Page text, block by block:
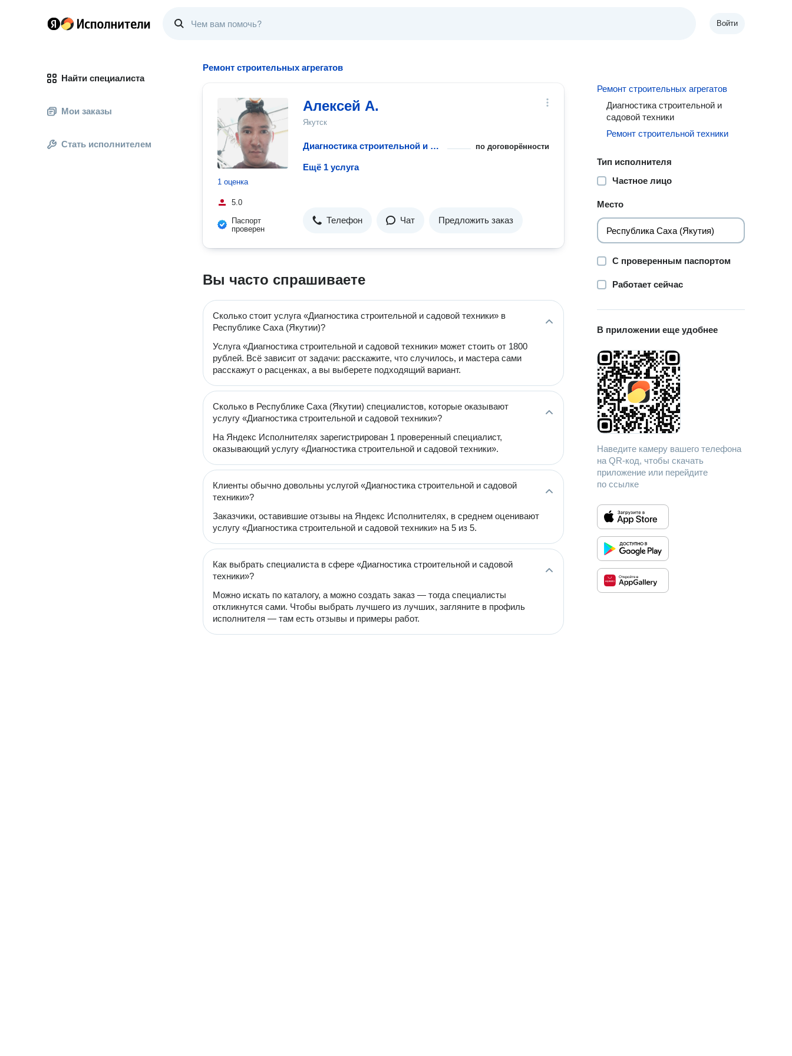
Войти
Найти специалиста
Мои заказы
Стать исполнителем
Ремонт строительных агрегатов
1 оценка
5.0
Паспорт
проверен
Алексей А.
Якутск
Диагностика строительной и садовой техники по договорённости
Ещё 1 услуга
Телефон Чат Предложить заказ
Вы часто спрашиваете
Сколько стоит услуга «Диагностика строительной и садовой техники» в
Республике Саха (Якутии)?
Услуга «Диагностика строительной и садовой техники» может стоить от 1800
рублей. Всё зависит от задачи: расскажите, что случилось, и мастера сами
расскажут о расценках, а вы выберете подходящий вариант.
Сколько в Республике Саха (Якутии) специалистов, которые оказывают
услугу «Диагностика строительной и садовой техники»?
На Яндекс Исполнителях зарегистрирован 1 проверенный специалист,
оказывающий услугу «Диагностика строительной и садовой техники».
Клиенты обычно довольны услугой «Диагностика строительной и садовой
техники»?
Заказчики, оставившие отзывы на Яндекс Исполнителях, в среднем оценивают
услугу «Диагностика строительной и садовой техники» на 5 из 5.
Как выбрать специалиста в сфере «Диагностика строительной и садовой
техники»?
Можно искать по каталогу, а можно создать заказ — тогда специалисты
откликнутся сами. Чтобы выбрать лучшего из лучших, загляните в профиль
исполнителя — там есть отзывы и примеры работ.
Ремонт строительных агрегатов
Диагностика строительной и
садовой техники
Ремонт строительной техники
Тип исполнителя
Частное лицо
Место
С проверенным паспортом
Работает сейчас
В приложении еще удобнее
Наведите камеру вашего телефона
на QR-код, чтобы скачать
приложение или перейдите
по ссылке